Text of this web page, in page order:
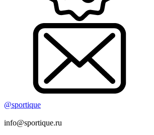
@sportique
info@sportique.ru